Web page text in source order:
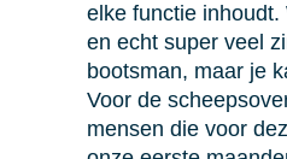
elke functie
en echt super veel
bootsman, maar je
Voor de
mensen die voor